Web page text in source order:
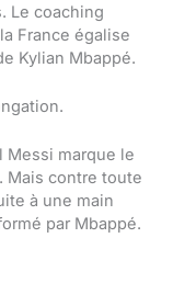
Le coaching
France égalise
Kylian Mbappé.
Messi marque le
Mais contre toute
à une main
par Mbappé.